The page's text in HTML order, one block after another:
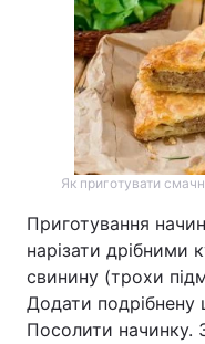
Як приготувати
Приготування
нарізати дрібними
свинину (трохи
Додати подрібнену
Посолити